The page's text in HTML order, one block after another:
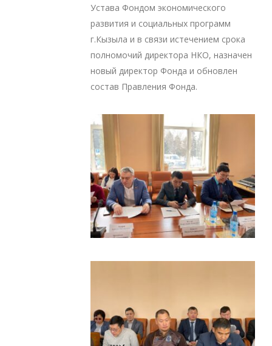
Устава Фондом экономического
развития и социальных программ
г.Кызыла и в связи истечением срока
полномочий директора НКО, назначен
новый директор Фонда и обновлен
состав Правления Фонда.